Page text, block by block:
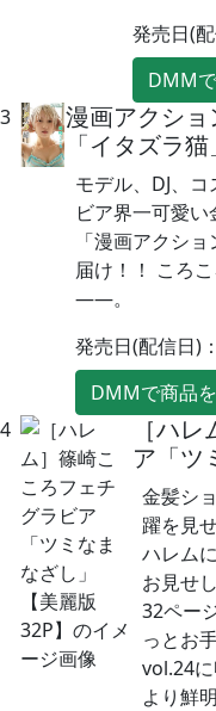
発売日(
DMM
3
漫画アクシ
「イタズラ猫
モデル、DJ、
ビア界一可愛い
「漫画アクシ
届け！！ ころ
――。
発売日(配信日)
DMMで商品
4
［ハ
ア「ツ
金髪シ
躍を見
ハレム
お見せ
32ペー
っとお
vol.24
より鮮